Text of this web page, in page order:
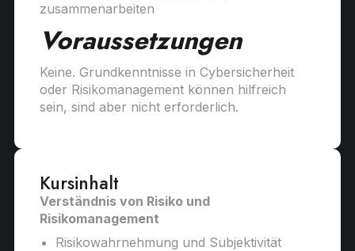
zusammenarbeiten
Voraussetzungen
Keine. Grundkenntnisse in Cybersicherheit
oder Risikomanagement können hilfreich
sein, sind aber nicht erforderlich.
Kursinhalt
Verständnis von Risiko und
Risikomanagement
Risikowahrnehmung und Subjektivität